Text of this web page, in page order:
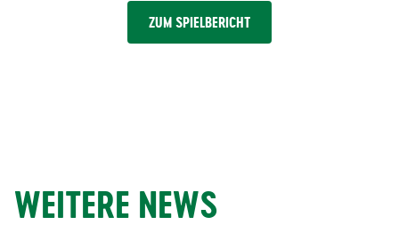
ZUM SPIELBERICHT
WEITERE NEWS